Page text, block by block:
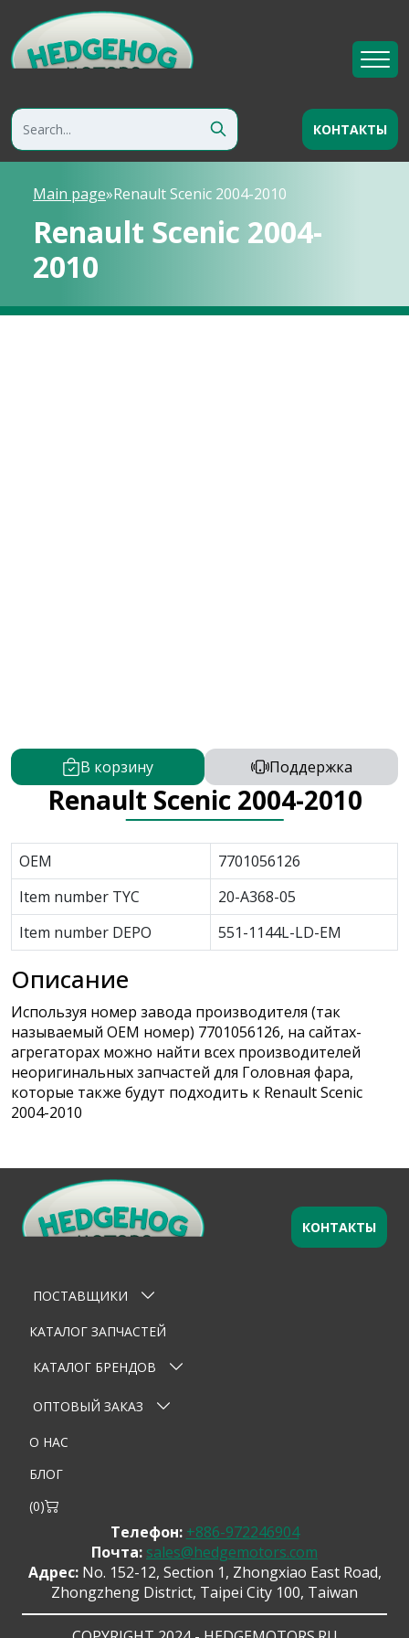
КОНТАКТЫ
Main page»Renault Scenic 2004-2010
Renault Scenic 2004-
2010
В корзину Поддержка
Renault Scenic 2004-2010
OEM
7701056126
Item number TYC
20-A368-05
Item number DEPO
551-1144L-LD-EM
Описание
Используя номер завода производителя (так
называемый ОЕМ номер) 7701056126, на сайтах-
агрегаторах можно найти всех производителей
неоригинальных запчастей для Головная фара,
которые также будут подходить к Renault Scenic
2004-2010
Оставьте заявку ×
Тема
Отправить сообщение
ПОСТАВЩИКИ
КАТАЛОГ ЗАПЧАСТЕЙ
КАТАЛОГ БРЕНДОВ
ОПТОВЫЙ ЗАКАЗ
О НАС
БЛОГ
(0)
КОНТАКТЫ
Телефон: +886-972246904
Почта: sales@hedgemotors.com
Адрес:No. 152-12, Section 1, Zhongxiao East Road,
Zhongzheng District, Taipei City 100, Taiwan